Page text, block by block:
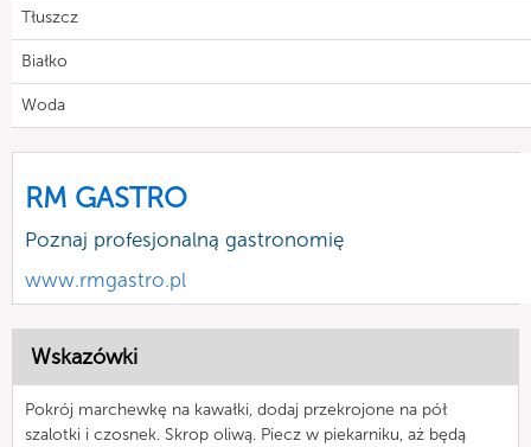
Tłuszcz
Białko
Woda
RM GASTRO
Poznaj profesjonalną gastronomię
www.rmgastro.pl
Wskazówki
Pokrój marchewkę na kawałki, dodaj przekrojone na pół
szalotki i czosnek. Skrop oliwą. Piecz w piekarniku, aż będą